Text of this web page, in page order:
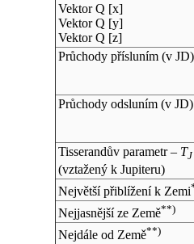
Vektor Q [x]
Vektor Q [y]
Vektor Q [z]
Průchody přísluním (v JD)
Průchody odsluním (v JD)
Tisserandův parametr – TJ
(vztažený k Jupiteru)
Největší přiblížení k Zemi
Nejjasnější ze Země**)
Nejdále od Země**)